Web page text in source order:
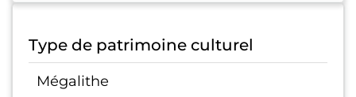
Type de patrimoine culturel
Mégalithe